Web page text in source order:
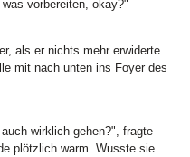
vorbereiten, okay?"
als er nichts mehr erwiderte.
mit nach unten ins Foyer des
wirklich gehen?", fragte
plötzlich warm. Wusste sie